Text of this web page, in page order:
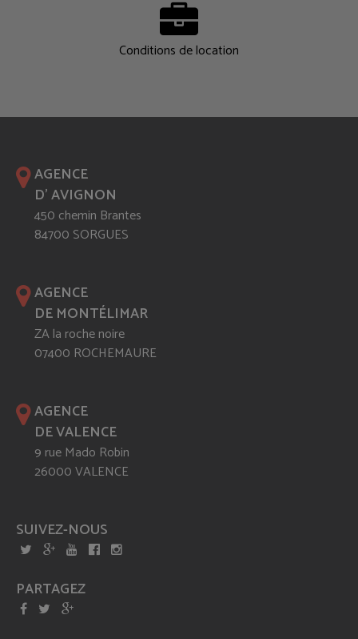
Conditions de location
AGENCE
D' AVIGNON
450 chemin Brantes
84700 SORGUES
AGENCE
DE MONTÉLIMAR
ZA la roche noire
07400 ROCHEMAURE
AGENCE
DE VALENCE
9 rue Mado Robin
26000 VALENCE
SUIVEZ-NOUS
PARTAGEZ